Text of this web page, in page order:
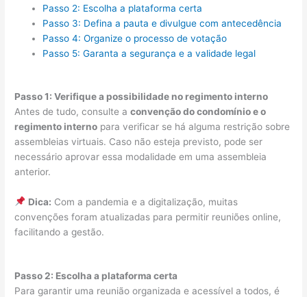
Passo 2: Escolha a plataforma certa
Passo 3: Defina a pauta e divulgue com antecedência
Passo 4: Organize o processo de votação
Passo 5: Garanta a segurança e a validade legal
Passo 1: Verifique a possibilidade no regimento interno
Antes de tudo, consulte aconvenção do condomínio e o
regimento interno para verificar se há alguma restrição sobre
assembleias virtuais. Caso não esteja previsto, pode ser
necessário aprovar essa modalidade em uma assembleia
anterior.
Dica: Com a pandemia e a digitalização, muitas
convenções foram atualizadas para permitir reuniões online,
facilitando a gestão.
Passo 2: Escolha a plataforma certa
Para garantir uma reunião organizada e acessível a todos, é